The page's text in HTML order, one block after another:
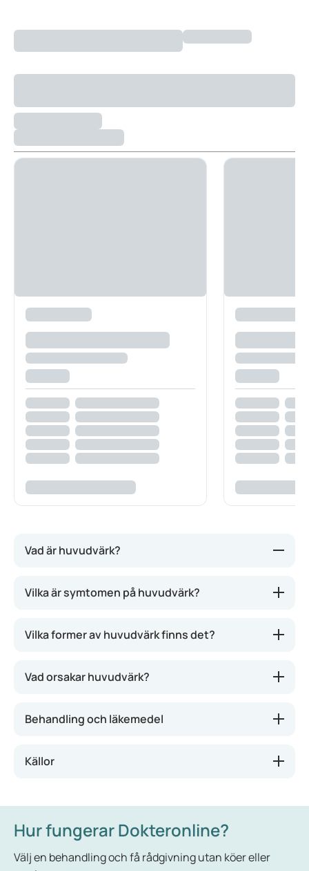
Vad är huvudvärk?
Huvudvärk är vanligt och brukar inte vara något
allvarligt. I de flesta fall är det inget tecken på att du
båda sidor av huvudet, på ett specifikt ställe,
kan variera från person till person och från dag till
rekommenderas.
Vilka är symtomen på huvudvärk?
Vilka former av huvudvärk finns det?
Vad orsakar huvudvärk?
Behandling och läkemedel
Källor
Hur fungerar Dokteronline?
Välj en behandling och få rådgivning utan köer eller